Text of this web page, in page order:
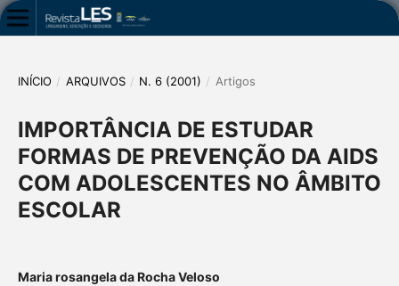
INÍCIO / ARQUIVOS / N. 6 (2001) / Artigos
IMPORTÂNCIA DE ESTUDAR
FORMAS DE PREVENÇÃO DA AIDS
COM ADOLESCENTES NO ÂMBITO
ESCOLAR
Maria rosangela da Rocha Veloso